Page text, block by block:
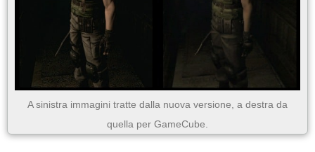
A sinistra immagini tratte dalla nuova versione, a destra da
quella per GameCube.